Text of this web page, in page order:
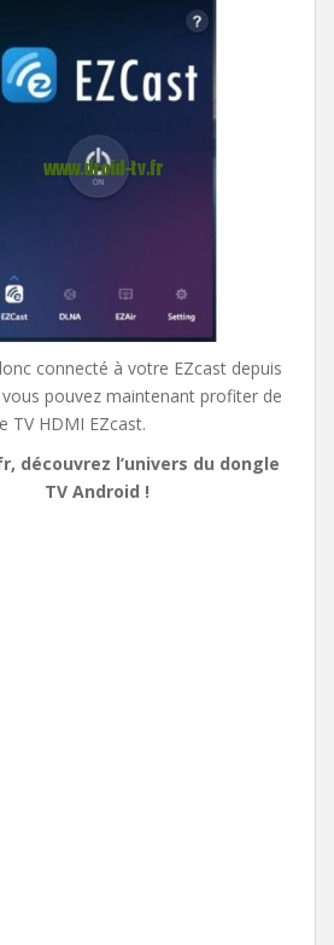
connecté à votre EZcast depuis
pouvez maintenant profiter de
TV HDMI EZcast.
découvrez l’univers du dongle
TV Android !